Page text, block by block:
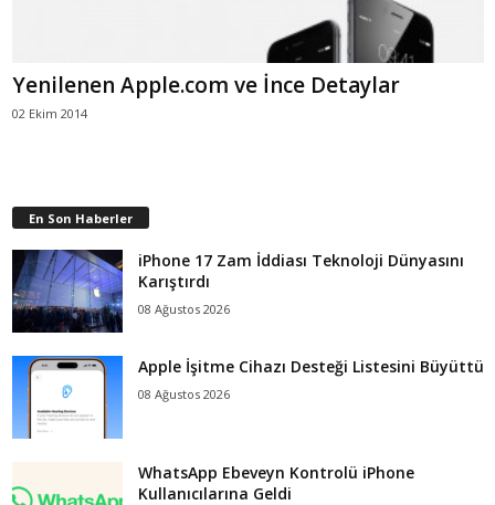
Yenilenen Apple.com ve İnce Detaylar
02 Ekim 2014
En Son Haberler
iPhone 17 Zam İddiası Teknoloji Dünyasını
Karıştırdı
08 Ağustos 2026
Apple İşitme Cihazı Desteği Listesini Büyüttü
08 Ağustos 2026
WhatsApp Ebeveyn Kontrolü iPhone
Kullanıcılarına Geldi